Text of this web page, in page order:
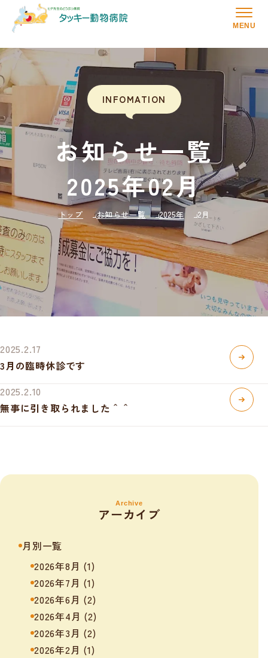
MENU
INFOMATION
お知らせ一覧
2025年02月
トップ お知らせ一覧 2025年 2月
2025.2.17
3月の臨時休診です
2025.2.10
無事に引き取られました＾＾
Archive
アーカイブ
月別一覧
2026年8月 (1)
2026年7月 (1)
2026年6月 (2)
2026年4月 (2)
2026年3月 (2)
2026年2月 (1)